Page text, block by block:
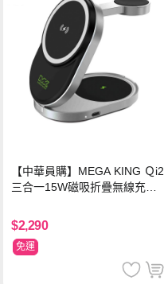
【中華員購】MEGA KING Ｑi2
三合一15W磁吸折疊無線充電
$2,290
免運